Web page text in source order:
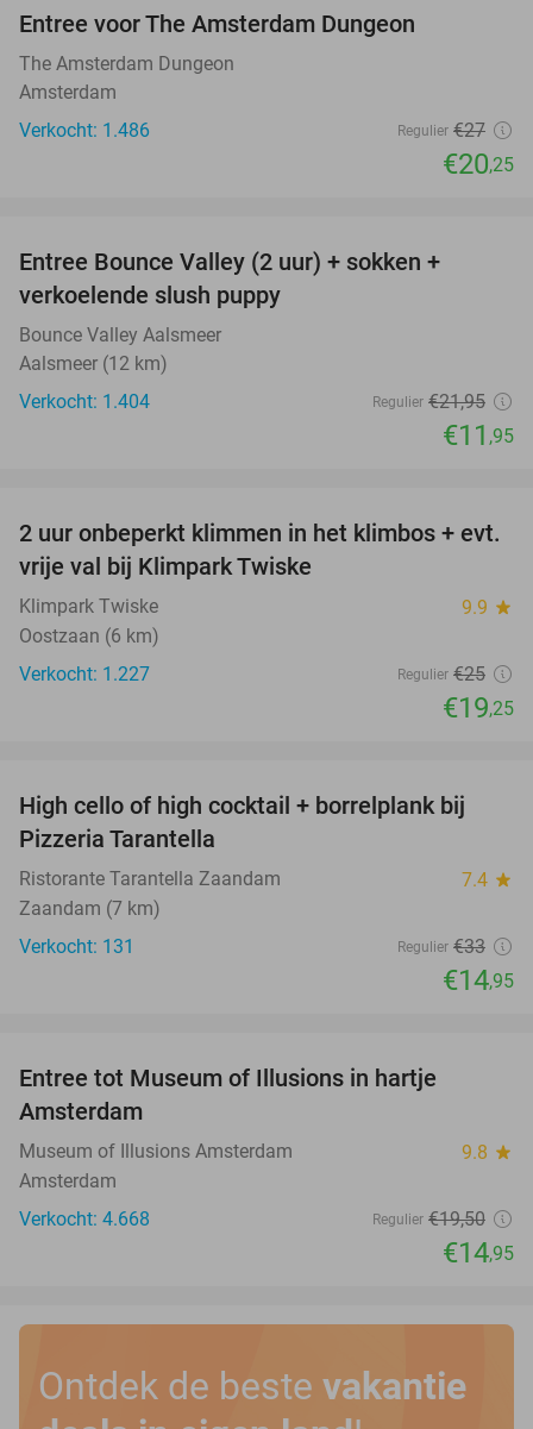
Entree voor The Amsterdam Dungeon
The Amsterdam Dungeon
Amsterdam
Verkocht: 1.486
Regulier €27
€20,25
Entree Bounce Valley (2 uur) + sokken +
verkoelende slush puppy
Bounce Valley Aalsmeer
Aalsmeer (12 km)
Verkocht: 1.404
Regulier €21,95
€11 ,95
23%
2 uur onbeperkt klimmen in het klimbos + evt.
vrije val bij Klimpark Twiske
Klimpark Twiske 9.9 star
Oostzaan (6 km)
Verkocht: 1.227
Regulier €25
€19,25
55%
High cello of high cocktail + borrelplank bij
Pizzeria Tarantella
Ristorante Tarantella Zaandam 7.4 star
Zaandam (7 km)
Verkocht: 131
Regulier €33
€14,95
Entree tot Museum of Illusions in hartje
Amsterdam
Museum of Illusions Amsterdam 9.8 star
Amsterdam
Verkocht: 4.668
Regulier €19,50
€14,95
Ontdek de beste vakantie